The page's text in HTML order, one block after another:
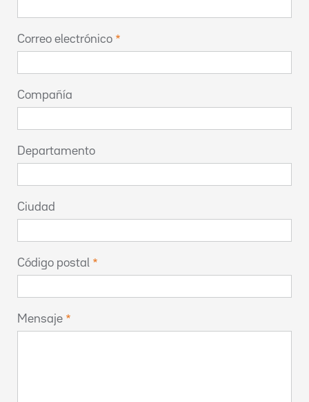
Correo electrónico
Compañía
Departamento
Ciudad
Código postal
Mensaje